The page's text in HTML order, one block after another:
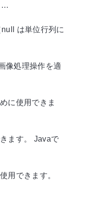
…
は単位行列に
像処理操作を適
に使用できま
ます。 Javaで
用できます。